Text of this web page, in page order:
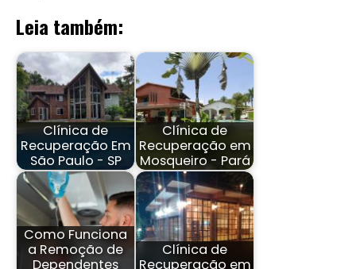
Leia também:
Clínica de
Recuperação Em
São Paulo - SP
Clínica de
Recuperação em
Mosqueiro - Pará
Como Funciona
a Remoção de
Dependentes
Clínica de
Recuperação em